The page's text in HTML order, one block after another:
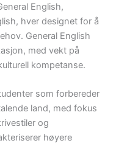
English,
hver designet for å
General English
med vekt på
kompetanse.
som forbereder
land, med fokus
og
høyere